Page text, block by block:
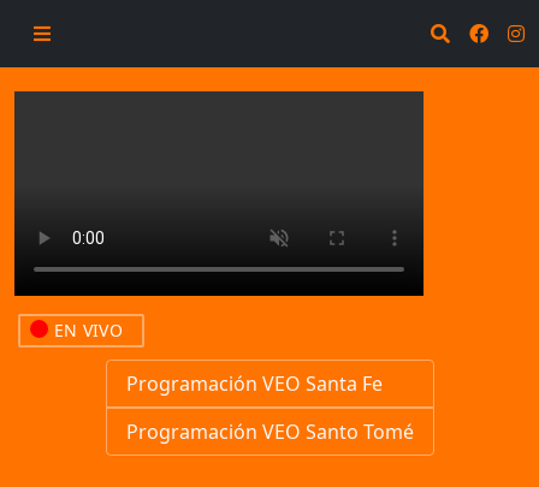
EN VIVO
Programación VEO Santa Fe
Programación VEO Santo Tomé